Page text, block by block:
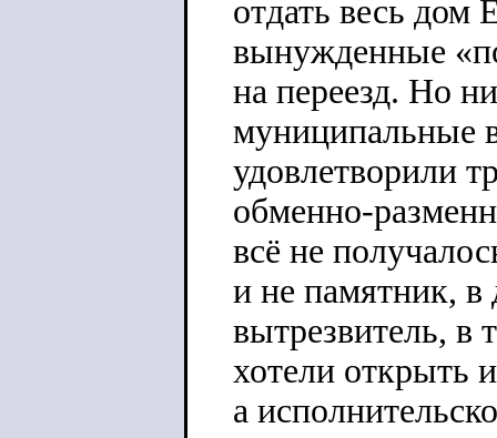
отдать весь дом
вынужденные
на переезд. Но
муниципальные
удовлетворили
обменно-
всё не
и не памятник, в
вытрезвитель, в
хотели открыть
а